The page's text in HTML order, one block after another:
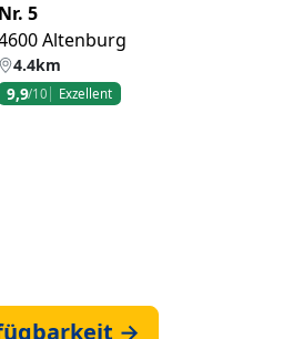
Nr. 5
Altenburg
4.4km
9,9/10 Exzellent
→